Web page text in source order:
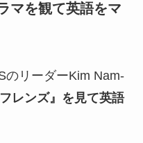
マを観て英語をマ
のリーダーKim Nam-
レンズ』を見て英語